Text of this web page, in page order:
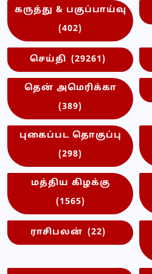
கருத்து & பகுப்பாய்வு
(402)
செய்தி (29261)
தென் அமெரிக்கா
(389)
புகைப்பட தொகுப்பு
(298)
மத்திய கிழக்கு
(1565)
ராசிபலன் (22)